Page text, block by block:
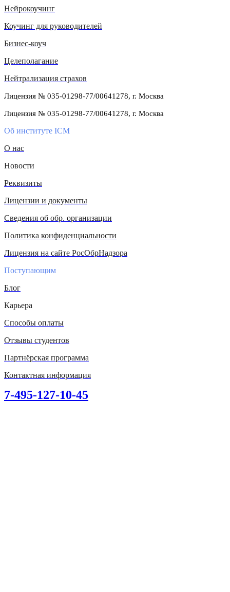
Нейрокоучинг
Коучинг для руководителей
Бизнес-коуч
Целеполагание
Нейтрализация страхов
Лицензия № 035-01298-77/00641278, г. Москва
Лицензия № 035-01298-77/00641278, г. Москва
Об институте ICM
О нас
Новости
Реквизиты
Лицензии и документы
Сведения об обр. организации
Политика конфиденциальности
Лицензия на сайте РосОбрНадзора
Поступающим
Блог
Карьера
Способы оплаты
Отзывы студентов
Партнёрская программа
Контактная информация
7-495-127-10-45